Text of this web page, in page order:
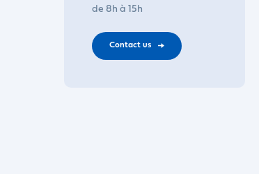
de 8h à 15h
Contact us